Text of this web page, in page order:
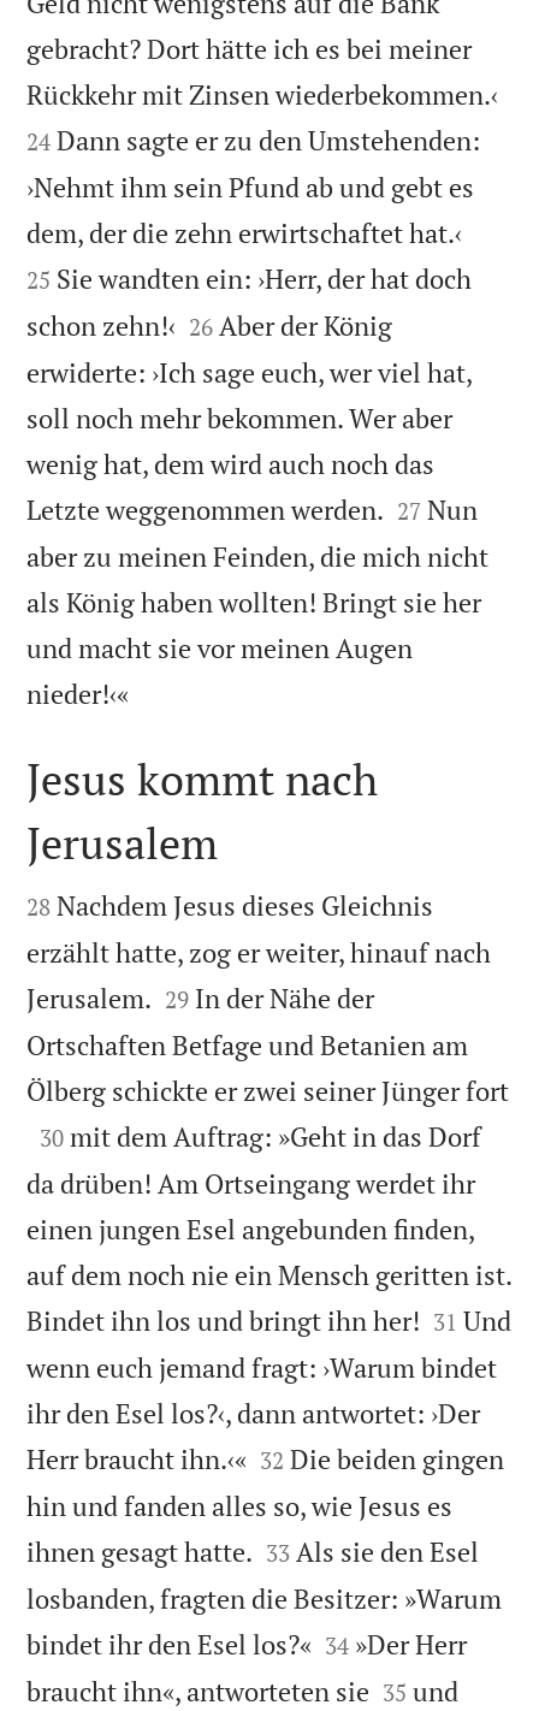
gebracht? Dort hätte ich es bei meiner
Rückkehr mit Zinsen wiederbekommen.‹
24 Dann sagte er zu den Umstehenden:
›Nehmt ihm sein Pfund ab und gebt es
dem, der die zehn erwirtschaftet hat.‹
25 Sie wandten ein: ›Herr, der hat doch
schon zehn!‹ 

26 Aber der König
erwiderte: ›Ich sage euch, wer viel hat,
soll noch mehr bekommen. Wer aber
wenig hat, dem wird auch noch das
Letzte weggenommen werden. 

27 Nun
aber zu meinen Feinden, die mich nicht
als König haben wollten! Bringt sie her
und macht sie vor meinen Augen
nieder!‹«

Jesus kommt nach
Jerusalem

28 Nachdem Jesus dieses Gleichnis
erzählt hatte, zog er weiter, hinauf nach
Jerusalem. 

29 In der Nähe der
Ortschaften Betfage und Betanien am
Ölberg schickte er zwei seiner Jünger fort

30 mit dem Auftrag: »Geht in das Dorf
da drüben! Am Ortseingang werdet ihr
einen jungen Esel angebunden finden,
auf dem noch nie ein Mensch geritten ist.
Bindet ihn los und bringt ihn her! 

31 Und
wenn euch jemand fragt: ›Warum bindet
ihr den Esel los?‹, dann antwortet: ›Der
Herr braucht ihn.‹« 

32 Die beiden gingen
hin und fanden alles so, wie Jesus es
ihnen gesagt hatte. 

33 Als sie den Esel
losbanden, fragten die Besitzer: »Warum
bindet ihr den Esel los?« 

34 »Der Herr
braucht ihn«, antworteten sie 

35 und